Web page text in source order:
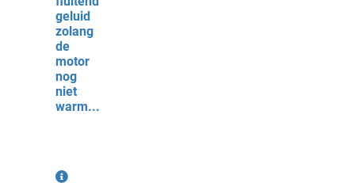
geluid
zolang
de
motor
nog
niet
warm...